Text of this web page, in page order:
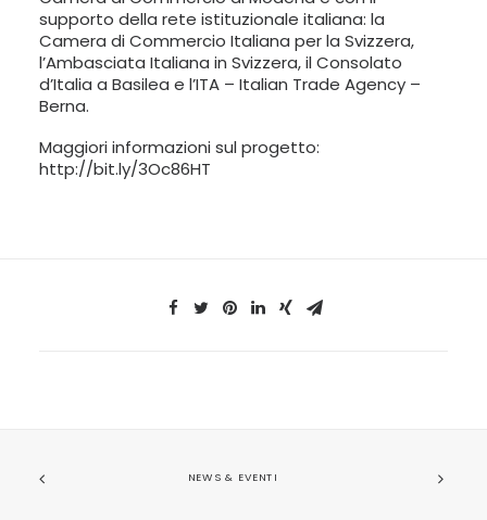
supporto della rete istituzionale italiana: la
Camera di Commercio Italiana per la Svizzera,
l’Ambasciata Italiana in Svizzera, il Consolato
d’Italia a Basilea e l’ITA – Italian Trade Agency –
Berna.
Maggiori informazioni sul progetto:
http://bit.ly/3Oc86HT
NEWS & EVENTI